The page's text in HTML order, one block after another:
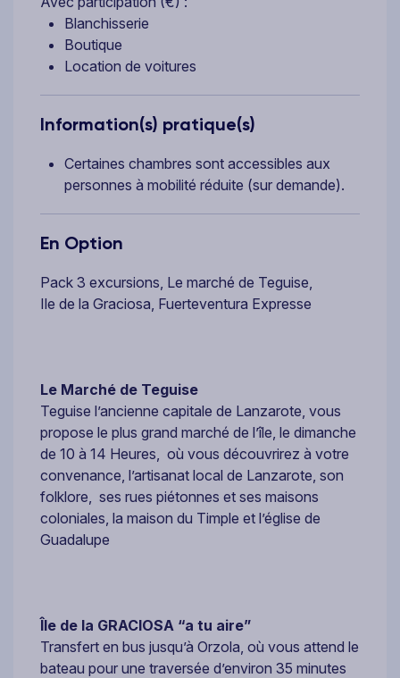
Blanchisserie
Boutique
Location de voitures
Information(s) pratique(s)
Certaines chambres sont accessibles aux
personnes à mobilité réduite (sur demande).
En Option
Pack 3 excursions, Le marché de Teguise,
Ile de la Graciosa, Fuerteventura Expresse
Le Marché de Teguise
Teguise l’ancienne capitale de Lanzarote, vous
propose le plus grand marché de l’île, le dimanche
de 10 à 14 Heures, où vous découvrirez à votre
convenance, l’artisanat local de Lanzarote, son
folklore, ses rues piétonnes et ses maisons
coloniales, la maison du Timple et l’église de
Guadalupe
Île de la GRACIOSA “a tu aire”
Transfert en bus jusqu’à Orzola, où vous attend le
bateau pour une traversée d’environ 35 minutes